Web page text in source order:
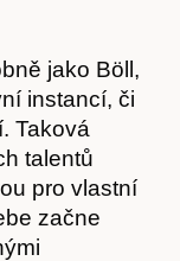
jako Böll,
instancí, či
Taková
talentů
pro vlastní
začne